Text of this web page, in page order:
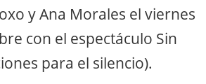
y Ana Morales el viernes
con el espectáculo Sin
para el silencio).